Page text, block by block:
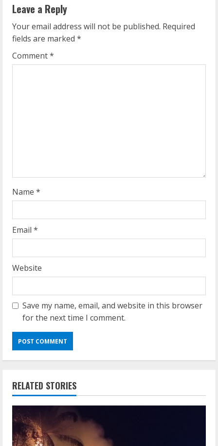
n
u
e
n
g
Leave a Reply
Your email address will not be published. Required
fields are marked *
Comment*
Name *
Email *
Website
Save my name, email, and website in this browser
for the next time I comment.
RELATED STORIES